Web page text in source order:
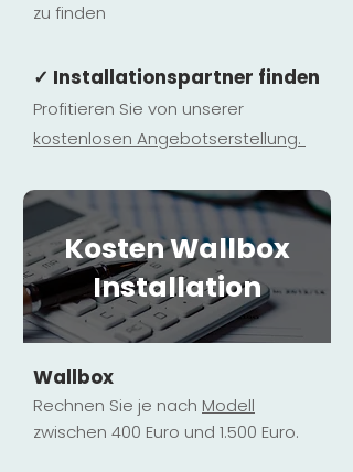
zu finden
✓ Installationspartner finden
Profitieren Sie von unserer
kostenlosen Angebotserstellung.
Kosten Wallbox
Installation
Wallbox
Rechnen Sie je nach Modell
zwischen 400 Euro und 1.500 Euro.